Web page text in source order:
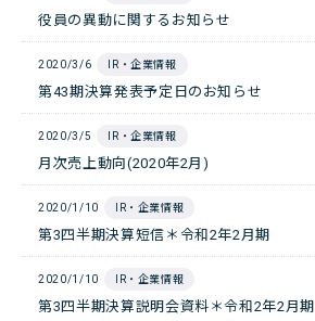
役員の異動に関するお知らせ
2020/3/6 IR・企業情報
第43期決算発表予定日のお知らせ
2020/3/5 IR・企業情報
月次売上動向(2020年2月)
2020/1/10 IR・企業情報
第3四半期決算短信＊令和2年2月期
2020/1/10 IR・企業情報
第3四半期決算説明会資料＊令和2年2月期